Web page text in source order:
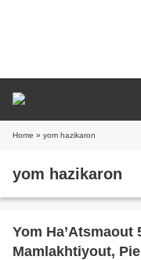
Home » yom hazikaron
yom hazikaron
Yom
Mamlakhtiyout,